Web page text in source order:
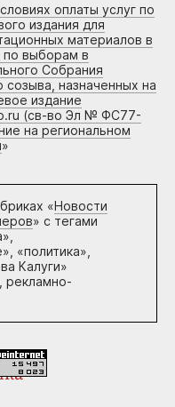
оплаты услуг по
издания для
материалов в
по выборам в
Собрания
назначенных на
издание
(св-во Эл № ФС77-
на региональном
»
«Новости
» с тегами
«политика»,
Калуги»
рекламно-